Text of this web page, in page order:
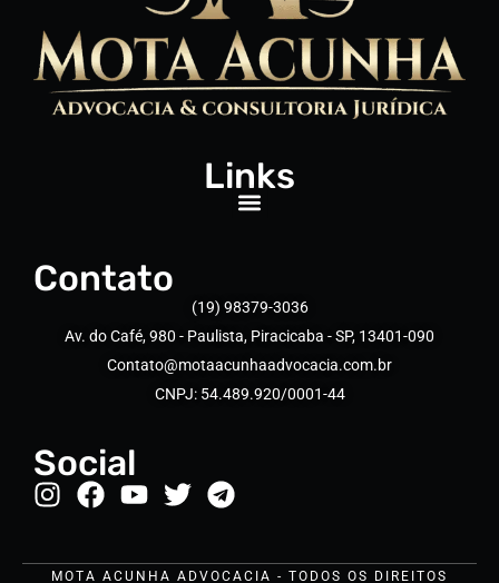
Links
Contato
(19) 98379-3036
Av. do Café, 980 - Paulista, Piracicaba - SP, 13401-090
Contato@motaacunhaadvocacia.com.br
CNPJ: 54.489.920/0001-44
Social
MOTA ACUNHA ADVOCACIA - TODOS OS DIREITOS